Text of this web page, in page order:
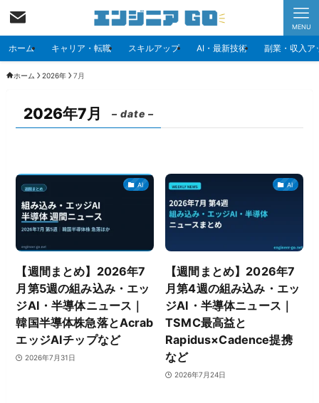
MENU
ホーム キャリア・転職 スキルアップ AI・最新技術 副業・収入ア
ホーム 2026年 7月
2026年7月 – date –
AI
【週間まとめ】2026年7
月第5週の組み込み・エッ
ジAI・半導体ニュース｜
韓国半導体株急落とAcrab
エッジAIチップなど
2026年7月31日
AI
【週間まとめ】2026年7
月第4週の組み込み・エッ
ジAI・半導体ニュース｜
TSMC最高益と
Rapidus×Cadence提携
など
2026年7月24日